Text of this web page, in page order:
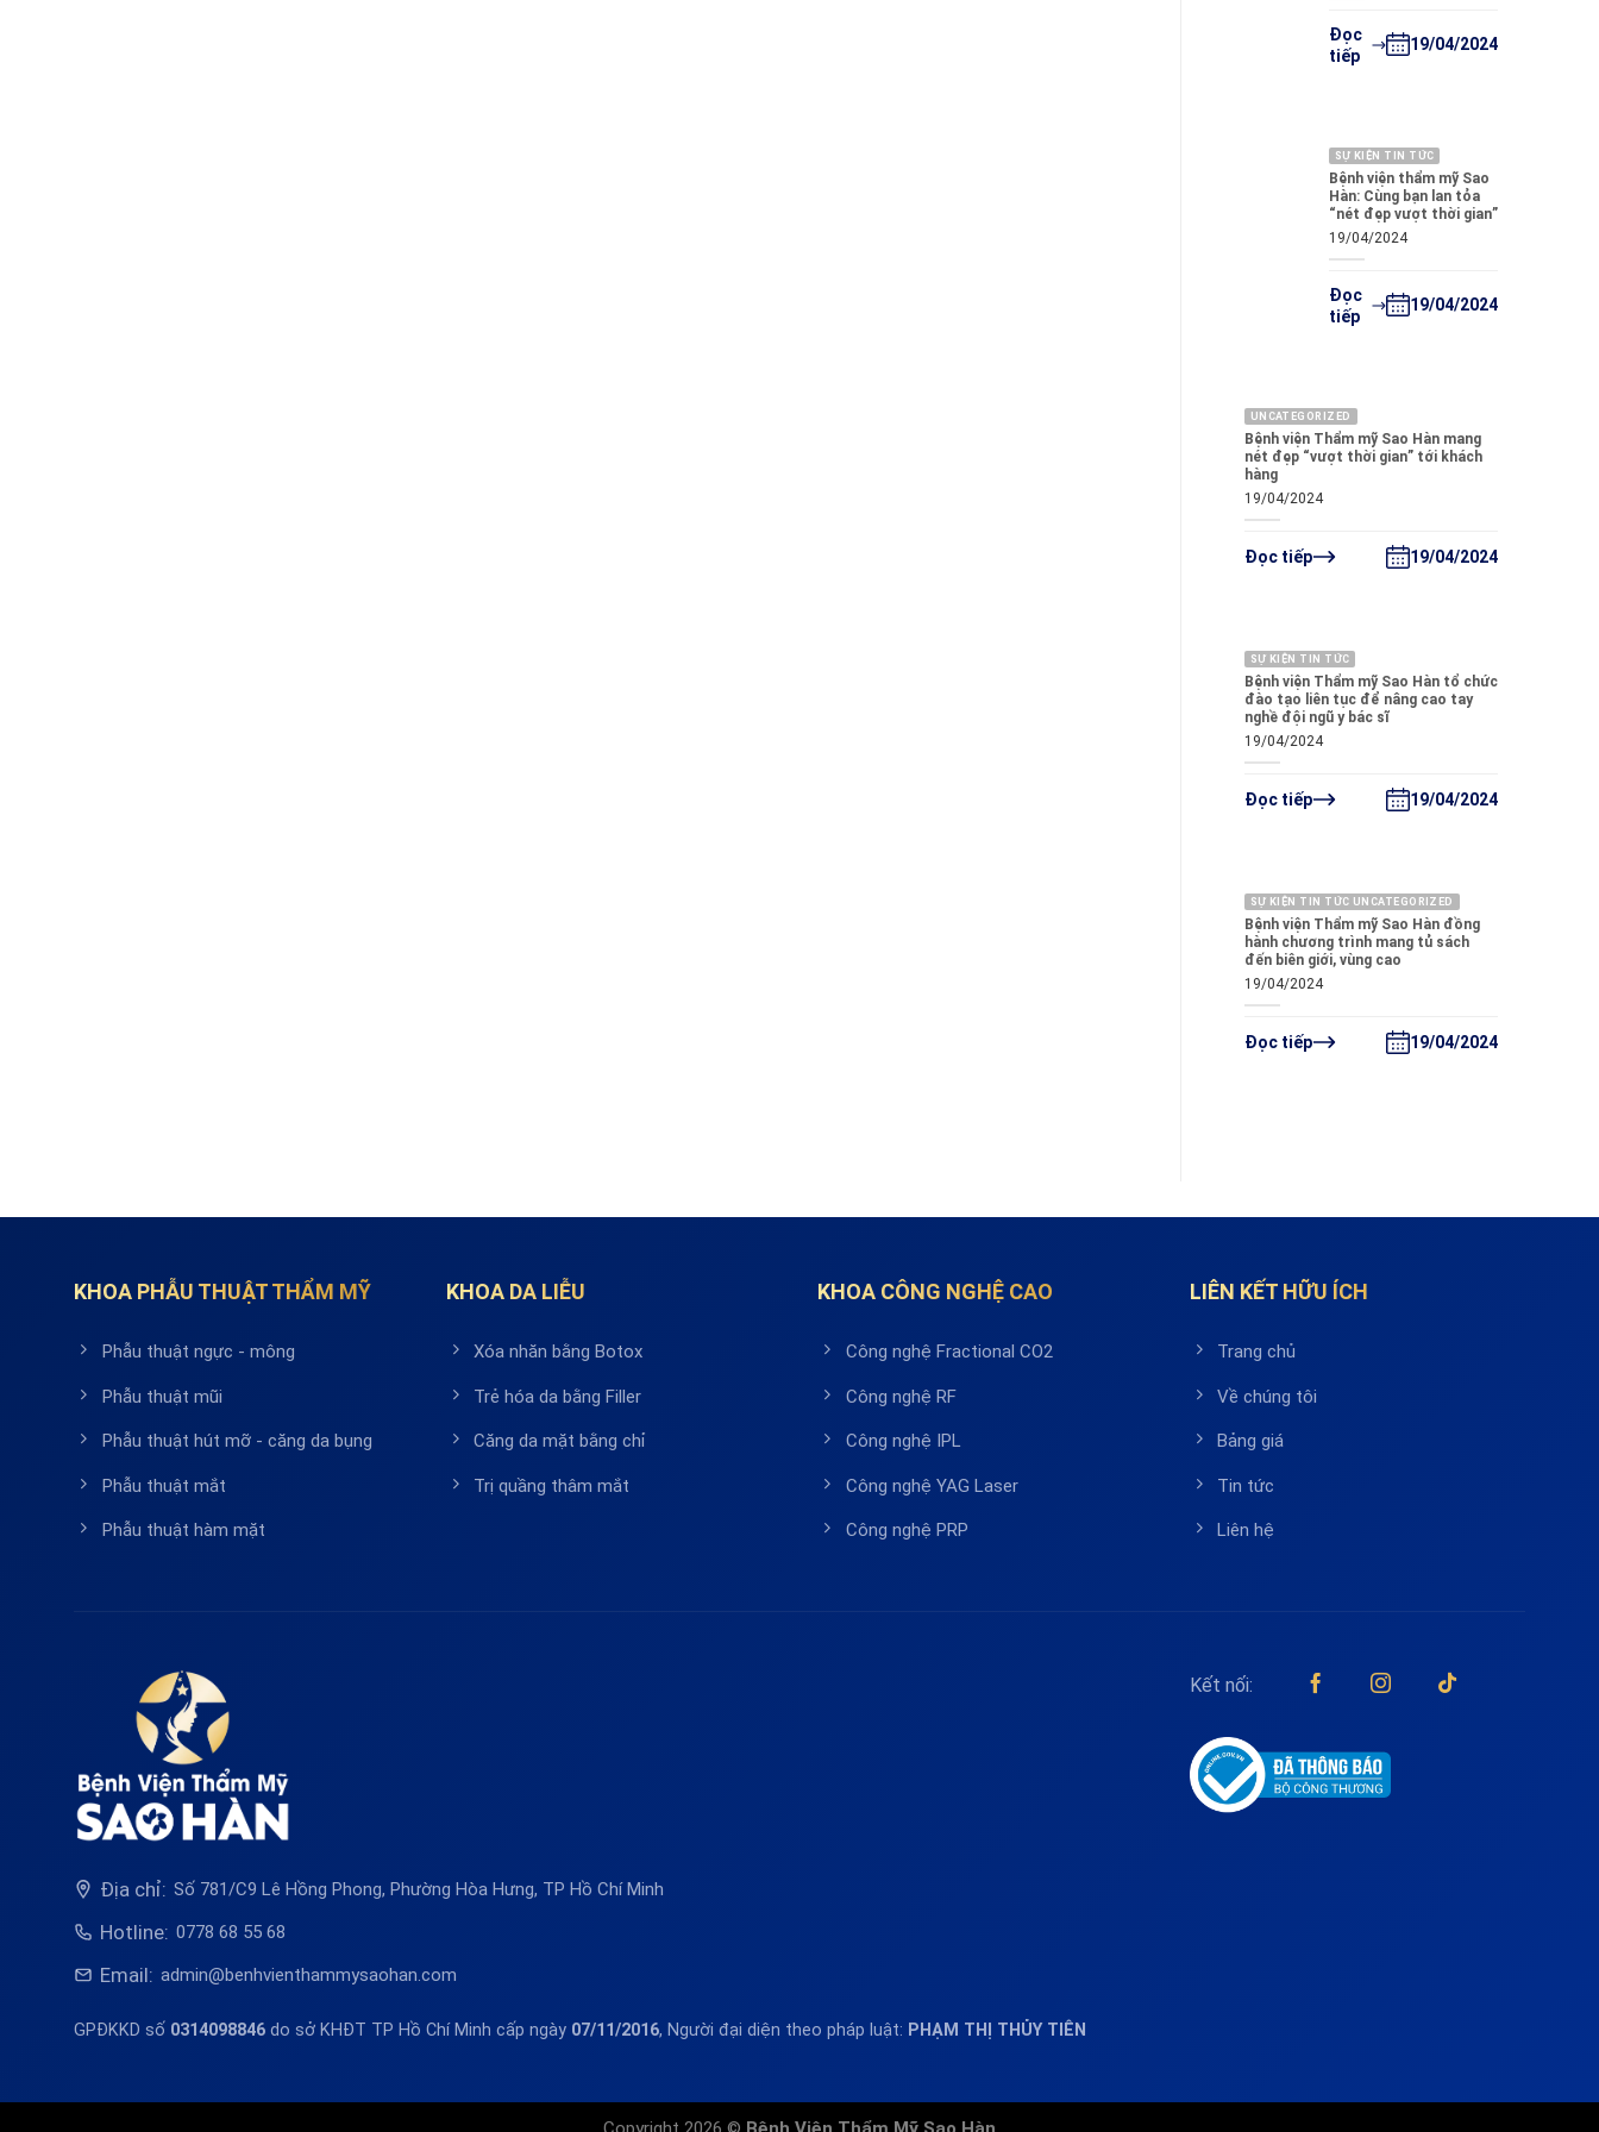
Đọc
tiếp
19/04/2024
SỰ KIỆN TIN TỨC
Bệnh viện thẩm mỹ Sao
Hàn: Cùng bạn lan tỏa
“nét đẹp vượt thời gian”
19/04/2024
Đọc
tiếp
19/04/2024
UNCATEGORIZED
Bệnh viện Thẩm mỹ Sao Hàn mang
nét đẹp “vượt thời gian” tới khách
hàng
19/04/2024
Đọc tiếp 19/04/2024
SỰ KIỆN TIN TỨC
Bệnh viện Thẩm mỹ Sao Hàn tổ chức
đào tạo liên tục để nâng cao tay
nghề đội ngũ y bác sĩ
19/04/2024
Đọc tiếp 19/04/2024
SỰ KIỆN TIN TỨC UNCATEGORIZED
Bệnh viện Thẩm mỹ Sao Hàn đồng
hành chương trình mang tủ sách
đến biên giới, vùng cao
19/04/2024
Đọc tiếp 19/04/2024
KHOA PHẪU THUẬT THẨM MỸ
Phẫu thuật ngực - mông
Phẫu thuật mũi
Phẫu thuật hút mỡ - căng da bụng
Phẫu thuật mắt
Phẫu thuật hàm mặt
KHOA DA LIỄU
Xóa nhăn bằng Botox
Trẻ hóa da bằng Filler
Căng da mặt bằng chỉ
Trị quầng thâm mắt
KHOA CÔNG NGHỆ CAO
Công nghệ Fractional CO2
Công nghệ RF
Công nghệ IPL
Công nghệ YAG Laser
Công nghệ PRP
LIÊN KẾT HỮU ÍCH
Trang chủ
Về chúng tôi
Bảng giá
Tin tức
Liên hệ
Địa chỉ: Số 781/C9 Lê Hồng Phong, Phường Hòa Hưng, TP Hồ Chí Minh
Hotline: 0778 68 55 68
Email: admin@benhvienthammysaohan.com
GPĐKKD số 0314098846 do sở KHĐT TP Hồ Chí Minh cấp ngày 07/11/2016, Người đại diện theo pháp luật: PHẠM THỊ THỦY TIÊN
Kết nối: